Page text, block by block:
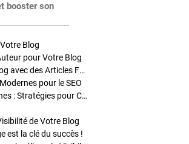
booster son
Blog
pour Votre Blog
Stratégies de Publication : Boostez Votre Blog avec des Articles Fréquents et Exclusifs
pour le SEO
Enrichir Vos Articles avec des Contenus Riches : Stratégies pour Captiver et Optimiser
de Votre Blog
est la clé du succès !